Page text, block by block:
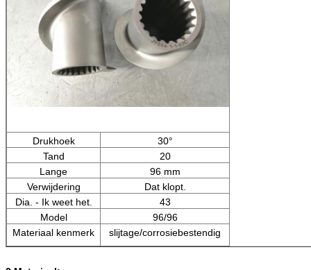
Drukhoek
30°
Tand
20
Lange
96 mm
Verwijdering
Dat klopt.
Dia. - Ik weet het.
43
Model
96/96
Materiaal kenmerk
slijtage/corrosiebestendig